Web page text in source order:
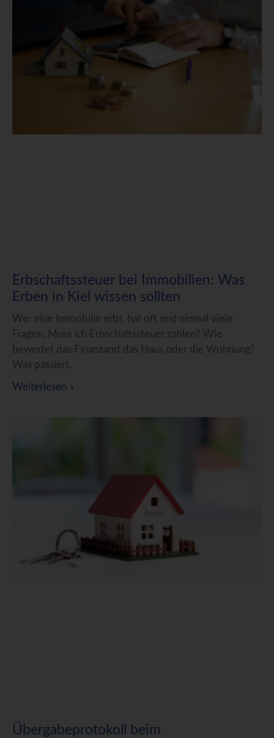
Erbschaftssteuer bei Immobilien: Was
Erben in Kiel wissen sollten
Wer eine Immobilie erbt, hat oft erst einmal viele
Fragen. Muss ich Erbschaftssteuer zahlen? Wie
bewertet das Finanzamt das Haus oder die Wohnung?
Was passiert,
Weiterlesen »
Übergabeprotokoll beim